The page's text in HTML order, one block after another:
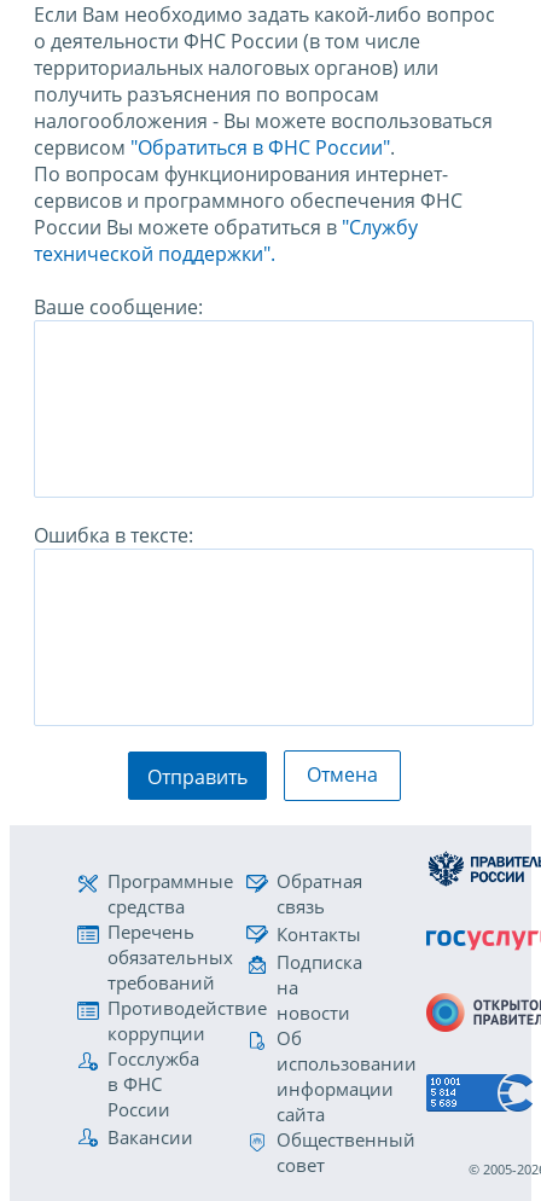
Если Вам необходимо задать какой-либо вопрос
о деятельности ФНС России (в том числе
территориальных налоговых органов) или
получить разъяснения по вопросам
налогообложения - Вы можете воспользоваться
сервисом "Обратиться в ФНС России".
По вопросам функционирования интернет-
сервисов и программного обеспечения ФНС
России Вы можете обратиться в "Службу
технической поддержки".
Ваше сообщение:
Ошибка в тексте:
Отправить Отмена
Программные
средства
Перечень
обязательных
требований
Противодействие
коррупции
Госслужба
в ФНС
России
Вакансии
Обратная
связь
Контакты
Подписка
на
новости
Об
использовании
информации
сайта
Общественный
совет
© 2005-